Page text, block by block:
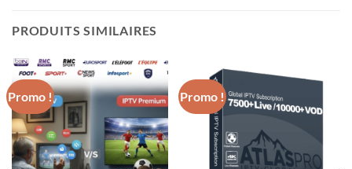
PRODUITS SIMILAIRES
Promo ! Promo !